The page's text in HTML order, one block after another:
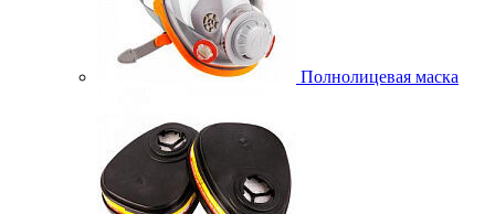
Полнолицевая маска